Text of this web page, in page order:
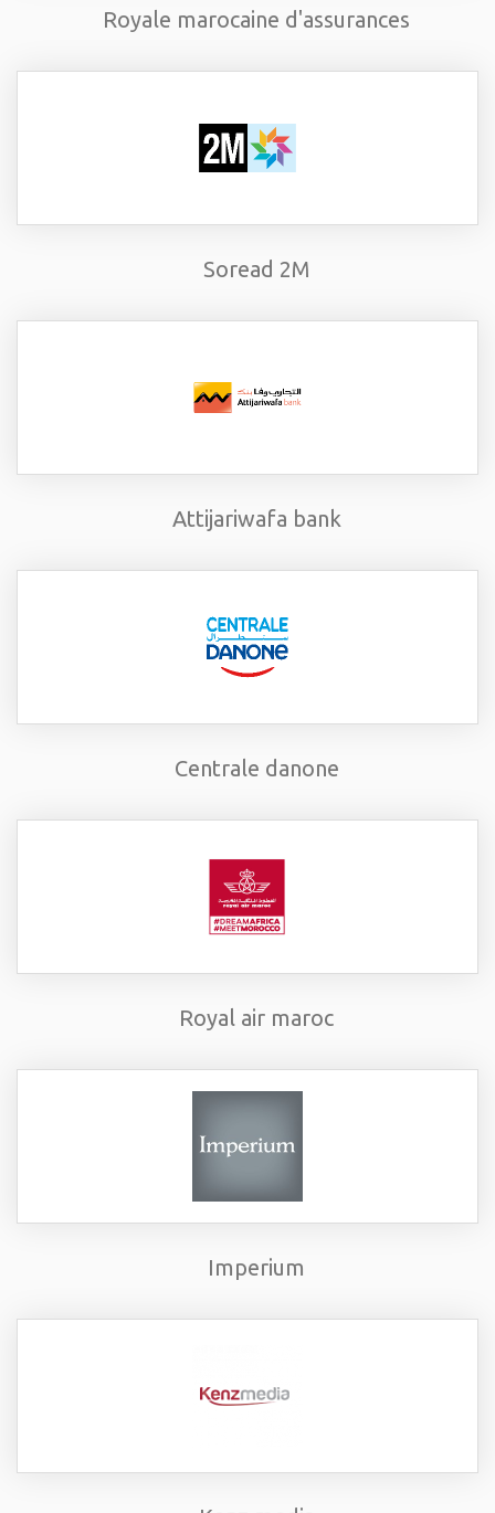
Royale marocaine d'assurances
Soread 2M
Attijariwafa bank
Centrale danone
Royal air maroc
Imperium